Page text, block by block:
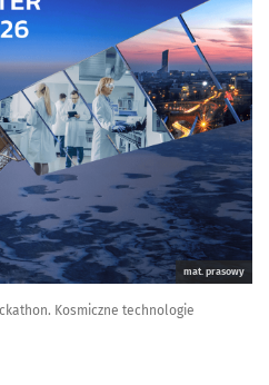
mat. prasowy
Kosmiczne technologie